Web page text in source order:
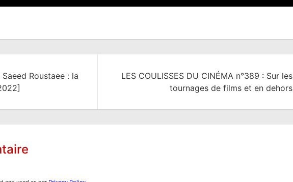
Saeed Roustaee : la
LES COULISSES DU CINÉMA n°389 : Sur les
tournages de films et en dehors